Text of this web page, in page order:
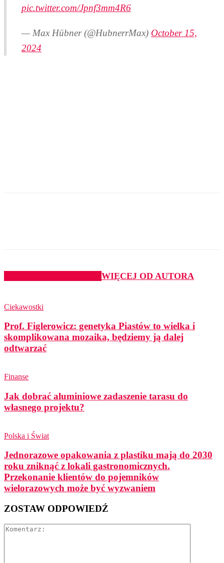
pic.twitter.com/Jpnf3mm4R6
— Max Hübner (@HubnerrMax) October 15,
2024
WIĘCEJ OD AUTORA
Ciekawostki
Prof. Figlerowicz: genetyka Piastów to wielka i
skomplikowana mozaika, będziemy ją dalej
odtwarzać
Finanse
Jak dobrać aluminiowe zadaszenie tarasu do
własnego projektu?
Polska i Świat
Jednorazowe opakowania z plastiku mają do 2030
roku zniknąć z lokali gastronomicznych.
Przekonanie klientów do pojemników
wielorazowych może być wyzwaniem
ZOSTAW ODPOWIEDŹ